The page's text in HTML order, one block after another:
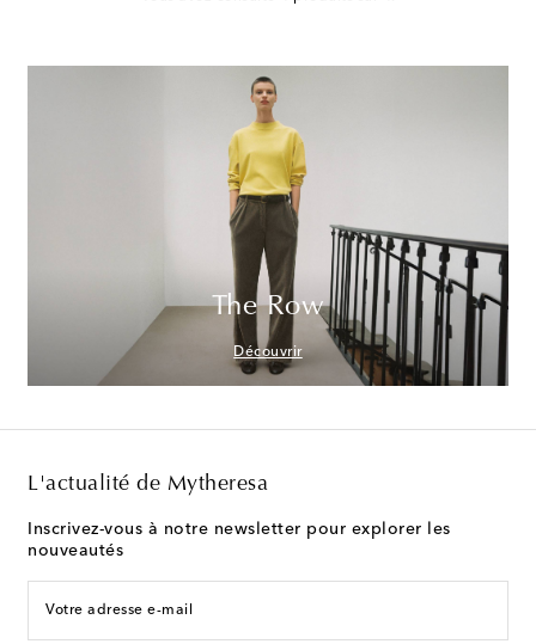
The Row
Découvrir
L'actualité de Mytheresa
Inscrivez-vous à notre newsletter pour explorer les
nouveautés
Votre adresse e-mail